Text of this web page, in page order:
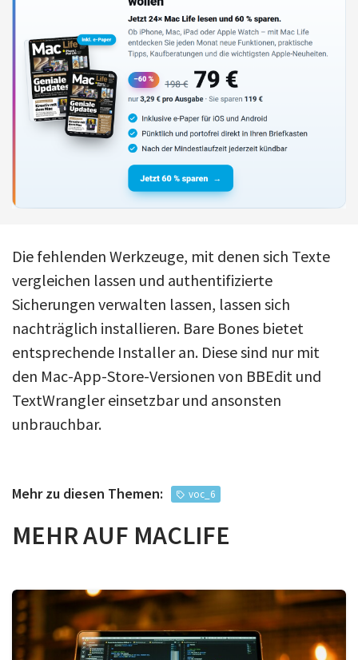
Die fehlenden Werkzeuge, mit denen sich Texte
vergleichen lassen und authentifizierte
Sicherungen verwalten lassen, lassen sich
nachträglich installieren. Bare Bones bietet
entsprechende Installer an. Diese sind nur mit
den Mac-App-Store-Versionen von BBEdit und
TextWrangler einsetzbar und ansonsten
unbrauchbar.
Mehr zu diesen Themen: voc_6
MEHR AUF MACLIFE